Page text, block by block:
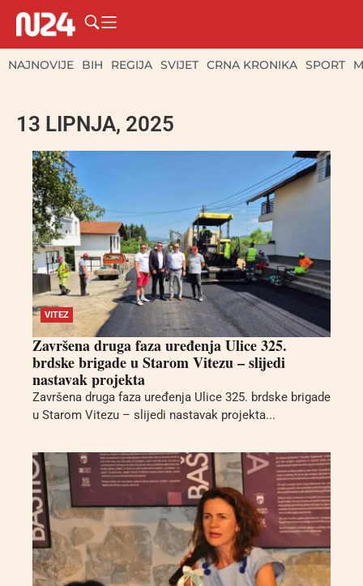
NAJNOVIJE BIH REGIJA SVIJET CRNA KRONIKA SPORT
13 LIPNJA, 2025
VITEZ
Završena druga faza uređenja Ulice 325.
brdske brigade u Starom Vitezu – slijedi
nastavak projekta
Završena druga faza uređenja Ulice 325. brdske brigade
u Starom Vitezu – slijedi nastavak projekta...